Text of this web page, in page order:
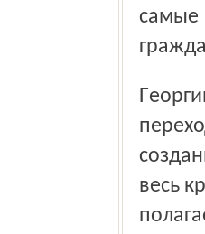
самые
Георгий Полтавченко призвал «от отдельных наработок»
весь